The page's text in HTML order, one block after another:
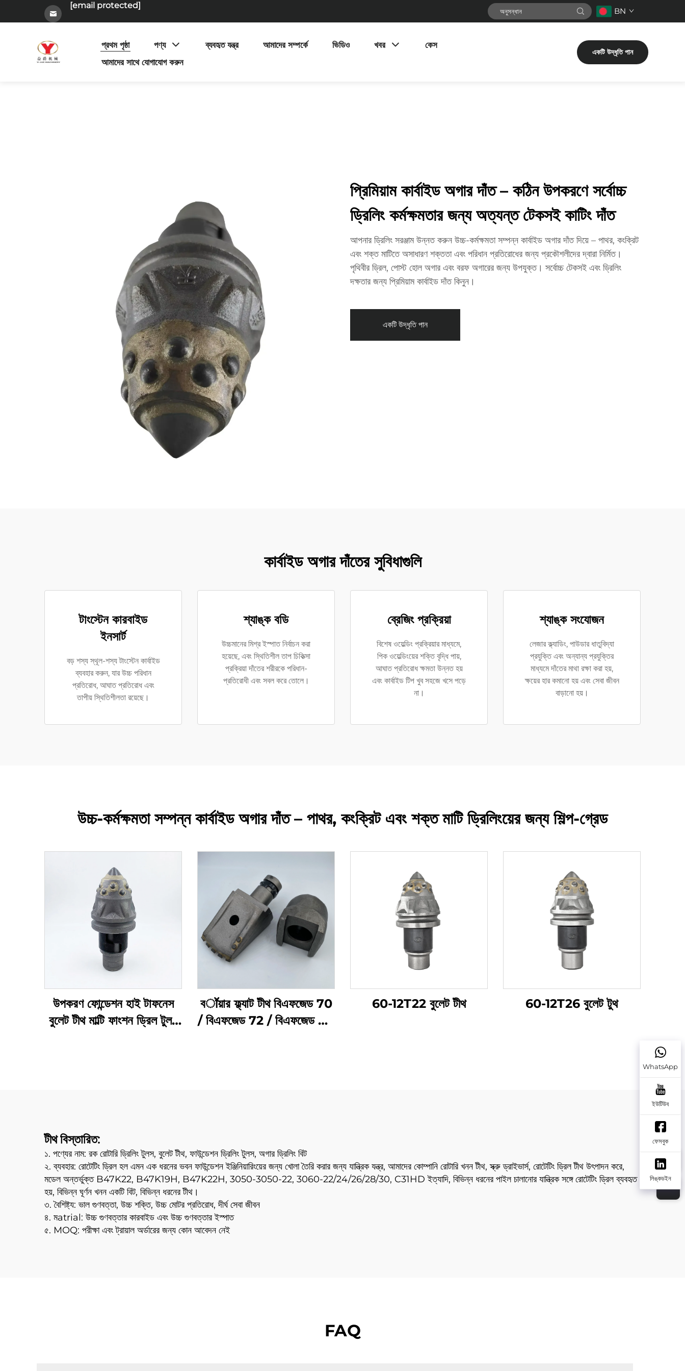
[email protected]
BN
প্রথম পৃষ্ঠা পণ্য ব্যবহৃত যন্ত্র আমাদের সম্পর্কে ভিডিও খবর
কেস
আমাদের সাথে যোগাযোগ করুন
একটি উদ্ধৃতি পান
প্রিমিয়াম কার্বাইড অগার দাঁত – কঠিন উপকরণে সর্বোচ্চ
ড্রিলিং কর্মক্ষমতার জন্য অত্যন্ত টেকসই কাটিং দাঁত
আপনার ড্রিলিং সরঞ্জাম উন্নত করুন উচ্চ-কর্মক্ষমতা সম্পন্ন কার্বাইড অগার দাঁত দিয়ে – পাথর, কংক্রিট
এবং শক্ত মাটিতে অসাধারণ শক্ততা এবং পরিধান প্রতিরোধের জন্য প্রকৌশলীদের দ্বারা নির্মিত।
পৃথিবীর ড্রিল, পোস্ট হোল অগার এবং বরফ অগারের জন্য উপযুক্ত। সর্বোচ্চ টেকসই এবং ড্রিলিং
দক্ষতার জন্য প্রিমিয়াম কার্বাইড দাঁত কিনুন।
একটি উদ্ধৃতি পান
কার্বাইড অগার দাঁতের সুবিধাগুলি
টাংস্টেন কারবাইড
ইনসার্ট
বড় শস্য স্থূল-শস্য টাংস্টেন কার্বাইড
ব্যবহার করুন, যার উচ্চ পরিধান
প্রতিরোধ, আঘাত প্রতিরোধ এবং
তাপীয় স্থিতিশীলতা রয়েছে।
শ্যাঙ্ক বডি
উচ্চমানের মিশ্র ইস্পাত নির্বাচন করা
হয়েছে, এবং স্থিতিশীল তাপ চিকিত্সা
প্রক্রিয়া দাঁতের শরীরকে পরিধান-
প্রতিরোধী এবং সবল করে তোলে।
ব্রেজিং প্রক্রিয়া
বিশেষ ওয়েল্ডিং প্রক্রিয়ার মাধ্যমে,
পিক ওয়েল্ডিংয়ের শক্তি বৃদ্ধি পায়,
আঘাত প্রতিরোধ ক্ষমতা উন্নত হয়
এবং কার্বাইড টিপ খুব সহজে খসে পড়ে
না।
শ্যাঙ্ক সংযোজন
লেজার ক্ল্যাডিং, পাউডার ধাতুবিদ্যা
প্রযুক্তি এবং অন্যান্য প্রযুক্তির
মাধ্যমে দাঁতের মাথা রক্ষা করা হয়,
ক্ষয়ের হার কমানো হয় এবং সেবা জীবন
বাড়ানো হয়।
উচ্চ-কর্মক্ষমতা সম্পন্ন কার্বাইড অগার দাঁত – পাথর, কংক্রিট এবং শক্ত মাটি ড্রিলিংয়ের জন্য শিল্প-গ্রেড
উপকরণ ফোন্ডেশন হাই টাফনেস
বুলেট টীথ মাল্টি ফাংশন ড্রিল টুলস
বॉয়ার ফ্ল্যাট টীথ বিএফজেড 70
/ বিএফজেড 72 / বিএফজেড 80
60-12T22 বুলেট টীথ 60-12T26 বুলেট টুথ
টীথ বিস্তারিত:
১. পণ্যের নাম: রক রোটারি ড্রিলিং টুলস, বুলেট টীথ, ফাউন্ডেশন ড্রিলিং টুলস, অগার ড্রিলিং বিট
২. ব্যবহার: রোটেটিং ড্রিল হল এমন এক ধরনের ভবন ফাউন্ডেশন ইঞ্জিনিয়ারিংয়ের জন্য খোলা তৈরি করার জন্য যান্ত্রিক যন্ত্র, আমাদের কোম্পানি রোটারি খনন টীথ, স্ক্রু ড্রাইভার্স, রোটেটিং ড্রিল টীথ উৎপাদন করে,
মডেল অন্তর্ভুক্ত B47K22, B47K19H, B47K22H, 3050-3050-22, 3060-22/24/26/28/30, C31HD ইত্যাদি, বিভিন্ন ধরনের পাইল চালানোর যান্ত্রিক সঙ্গে রোটেটিং ড্রিল ব্যবহৃত
হয়, বিভিন্ন ঘূর্ণন খনন একটি বিট, বিভিন্ন ধরনের টীথ।
৩. বৈশিষ্ট্য: ভাল গুণবত্তা, উচ্চ শক্তি, উচ্চ মোটর প্রতিরোধ, দীর্ঘ সেবা জীবন
৪. মatrial: উচ্চ গুণবত্তার কারবাইড এবং উচ্চ গুণবত্তার ইস্পাত
৫. MOQ: পরীক্ষা এবং ট্রায়াল অর্ডারের জন্য কোন আবেদন নেই
FAQ
WhatsApp
ইউটিউব
ফেসবুক
লিঙ্কডইন